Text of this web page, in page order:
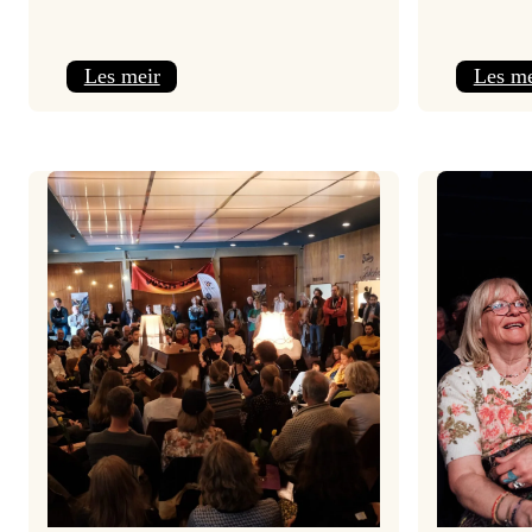
Les meir:
–
3.
joledag
Les